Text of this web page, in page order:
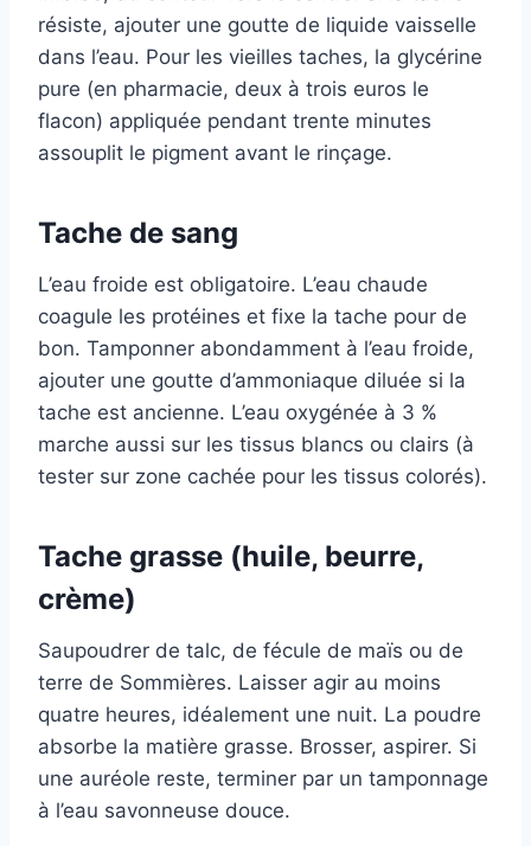
résiste, ajouter une goutte de liquide vaisselle
dans l’eau. Pour les vieilles taches, la glycérine
pure (en pharmacie, deux à trois euros le
flacon) appliquée pendant trente minutes
assouplit le pigment avant le rinçage.
Tache de sang
L’eau froide est obligatoire. L’eau chaude
coagule les protéines et fixe la tache pour de
bon. Tamponner abondamment à l’eau froide,
ajouter une goutte d’ammoniaque diluée si la
tache est ancienne. L’eau oxygénée à 3 %
marche aussi sur les tissus blancs ou clairs (à
tester sur zone cachée pour les tissus colorés).
Tache grasse (huile, beurre,
crème)
Saupoudrer de talc, de fécule de maïs ou de
terre de Sommières. Laisser agir au moins
quatre heures, idéalement une nuit. La poudre
absorbe la matière grasse. Brosser, aspirer. Si
une auréole reste, terminer par un tamponnage
à l’eau savonneuse douce.